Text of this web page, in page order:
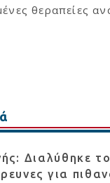
θεραπείες
Διαλύθηκε
για